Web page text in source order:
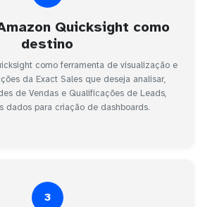
Quicksight como
destino
como ferramenta de visualização e
da Exact Sales que deseja analisar,
de Vendas e Qualificações de Leads,
dados para criação de dashboards.
3